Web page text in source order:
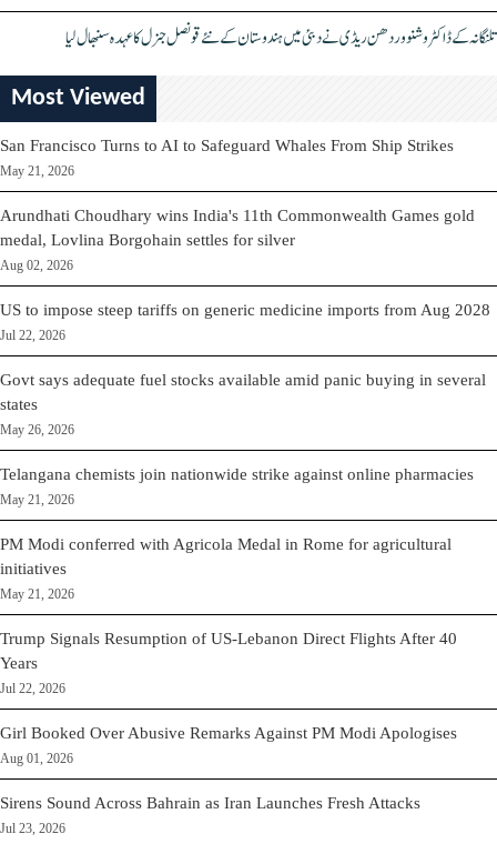
تلنگانہ کے ڈاکٹر وشنو وردھن ریڈی نے دبئی میں ہندوستان کے نئے قونصل جنرل کا عہدہ سنبھال لیا
Most Viewed
San Francisco Turns to AI to Safeguard Whales From Ship Strikes
May 21, 2026
Arundhati Choudhary wins India's 11th Commonwealth Games gold
medal, Lovlina Borgohain settles for silver
Aug 02, 2026
US to impose steep tariffs on generic medicine imports from Aug 2028
Jul 22, 2026
Govt says adequate fuel stocks available amid panic buying in several
states
May 26, 2026
Telangana chemists join nationwide strike against online pharmacies
May 21, 2026
PM Modi conferred with Agricola Medal in Rome for agricultural
initiatives
May 21, 2026
Trump Signals Resumption of US-Lebanon Direct Flights After 40
Years
Jul 22, 2026
Girl Booked Over Abusive Remarks Against PM Modi Apologises
Aug 01, 2026
Sirens Sound Across Bahrain as Iran Launches Fresh Attacks
Jul 23, 2026